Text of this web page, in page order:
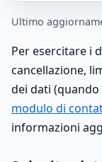
Ultimo
Per esercitare i
cancellazione,
dei dati
modulo di
informazioni